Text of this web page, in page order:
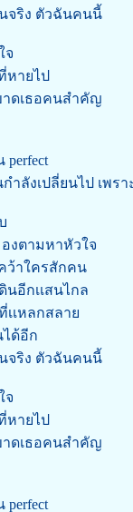
นจริง ตัวฉันคนนี้
จ
หายไป
ดเธอคนสำคัญ
perfect
ลังเปลี่ยนไป เพรา
งตามหาหัวใจ
ว้าใครสักคน
อีกเเสนไกล
เหลกสลาย
ด้อีก
นจริง ตัวฉันคนนี้
จ
หายไป
ดเธอคนสำคัญ
perfect